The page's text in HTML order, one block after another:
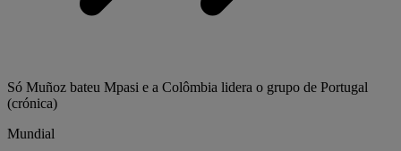
Só Muñoz bateu Mpasi e a Colômbia lidera o grupo de Portugal
(crónica)
Mundial